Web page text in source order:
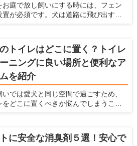
います。これまでにたくさんの愛犬家
きた「愛犬家住宅」の視点で、犬用の
お庭で放し飼いにする時には、フェン
置が必須です。犬は道路に飛び出すこ
ェンスを設置することで、犬が車にひ
ことを防げますし、通行人への迷惑も
す。 ただ、庭で放し飼いをする時には
フェンスを選べばいいか、どんなポイ
注意すればいいかなどわからないと思
。ここでは、犬を庭で放し飼いすると
すすめのフェンスを紹介するととも
し飼いするときに気をつけるべきこと
トイレはどこに置く？トイレ
ーニングに良い場所と便利なア
を紹介
いでは愛犬と同じ空間で過ごすため、
をどこに置くべきか悩んでしまうこと
い主もストレスを感じにくい場所はあ
しょうか。 自宅の間取りや掃除のしや
に安全な消臭剤５選！安心で